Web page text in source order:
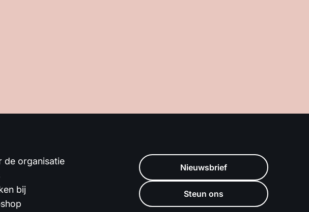
de organisatie
bij
Nieuwsbrief
Steun ons